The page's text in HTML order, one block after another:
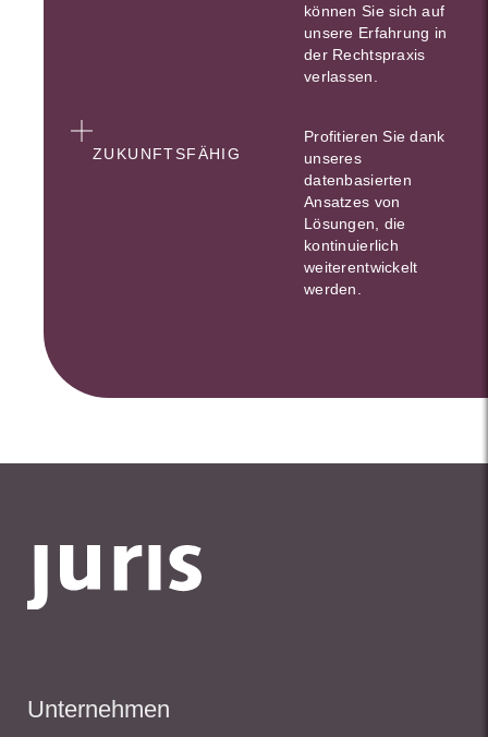
können Sie sich auf
unsere Erfahrung in
der Rechtspraxis
verlassen.
ZUKUNFTSFÄHIG
Profitieren Sie dank
unseres
datenbasierten
Ansatzes von
Lösungen, die
kontinuierlich
weiterentwickelt
werden.
Unternehmen